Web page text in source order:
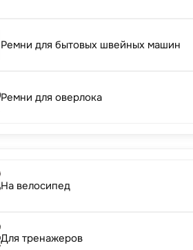
Ремни для бытовых швейных машин
Ремни для оверлока
На велосипед
Для тренажеров